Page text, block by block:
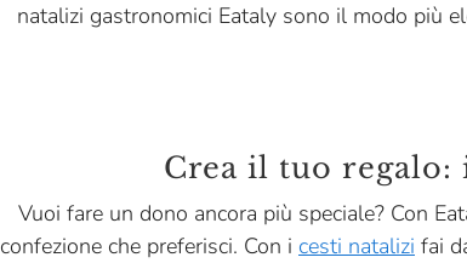
Campisi
Caseificio Gennari
Centonze
natalizi gastronomici Eataly sono il modo più
Crea il tuo regalo:
Vuoi fare un dono ancora più speciale? Con
confezione che preferisci. Con i cesti natalizi fai